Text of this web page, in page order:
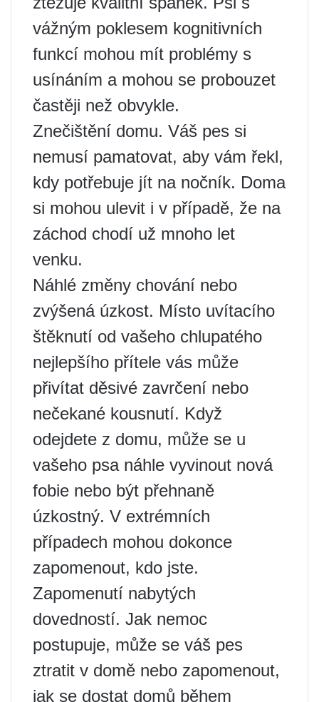
vážným poklesem kognitivních
funkcí mohou mít problémy s
usínáním a mohou se probouzet
častěji než obvykle.
Znečištění domu. Váš pes si
nemusí pamatovat, aby vám řekl,
kdy potřebuje jít na nočník. Doma
si mohou ulevit i v případě, že na
záchod chodí už mnoho let
venku.
Náhlé změny chování nebo
zvýšená úzkost. Místo uvítacího
štěknutí od vašeho chlupatého
nejlepšího přítele vás může
přivítat děsivé zavrčení nebo
nečekané kousnutí. Když
odejdete z domu, může se u
vašeho psa náhle vyvinout nová
fobie nebo být přehnaně
úzkostný. V extrémních
případech mohou dokonce
zapomenout, kdo jste.
Zapomenutí nabytých
dovedností. Jak nemoc
postupuje, může se váš pes
ztratit v domě nebo zapomenout,
jak se dostat domů během